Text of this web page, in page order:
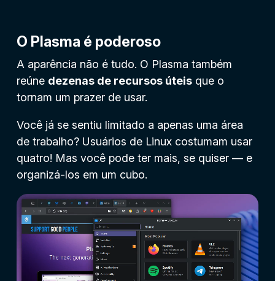
O Plasma é poderoso
A aparência não é tudo. O Plasma também
reúne dezenas de recursos úteis que o
tornam um prazer de usar.
Você já se sentiu limitado a apenas uma área
de trabalho? Usuários de Linux costumam usar
quatro! Mas você pode ter mais, se quiser — e
organizá-los em um cubo.